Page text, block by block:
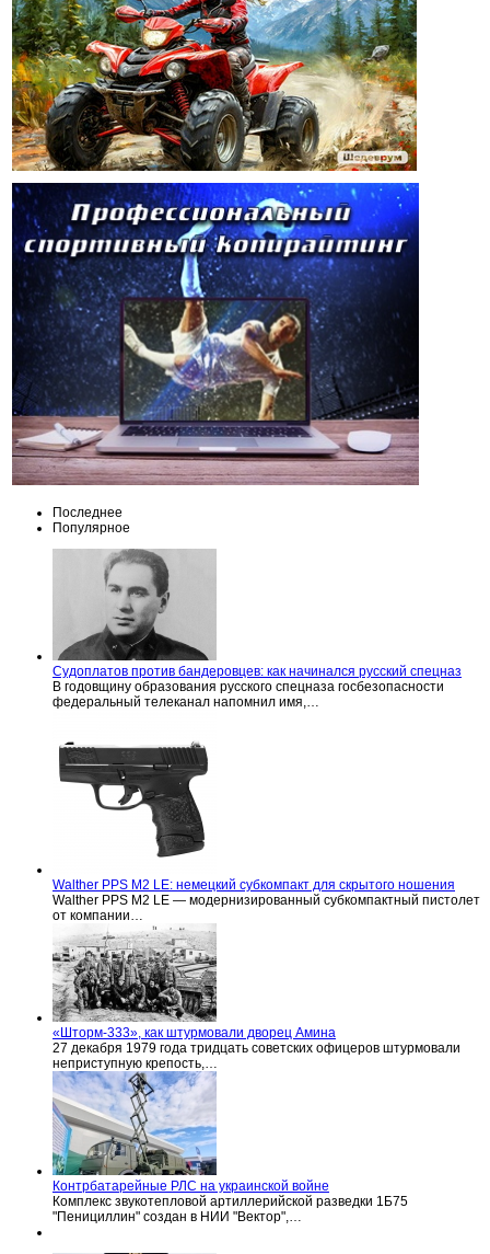
Последнее
Популярное
Судоплатов против бандеровцев: как начинался русский спецназ
В годовщину образования русского спецназа госбезопасности
федеральный телеканал напомнил имя,…
Walther PPS M2 LE: немецкий субкомпакт для скрытого ношения
Walther PPS M2 LE — модернизированный субкомпактный пистолет
от компании…
«Шторм-333», как штурмовали дворец Амина
27 декабря 1979 года тридцать советских офицеров штурмовали
неприступную крепость,…
Контрбатарейные РЛС на украинской войне
Комплекс звукотепловой артиллерийской разведки 1Б75
"Пенициллин" создан в НИИ "Вектор",…